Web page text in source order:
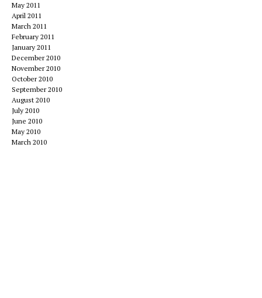
May 2011
April 2011
March 2011
February 2011
January 2011
December 2010
November 2010
October 2010
September 2010
August 2010
July 2010
June 2010
May 2010
March 2010